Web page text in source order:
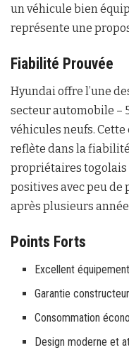
un véhicule bien
représente une
Fiabilité Prouvée
Hyundai offre l’une
secteur automobile –
véhicules neufs.
reflète dans la
propriétaires togolais
positives avec peu de
après plusieurs
Points Forts
Excellent
Garantie
Consommation
Design moderne et